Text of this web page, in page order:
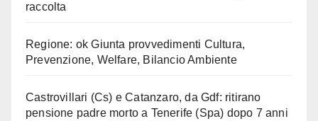
raccolta
Regione: ok Giunta provvedimenti Cultura,
Prevenzione, Welfare, Bilancio Ambiente
Castrovillari (Cs) e Catanzaro, da Gdf: ritirano
pensione padre morto a Tenerife (Spa) dopo 7 anni